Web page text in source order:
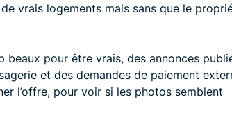
vrais logements mais sans que le
beaux pour être vrais, des annonces
et des demandes de paiement
l’offre, pour voir si les photos semblent